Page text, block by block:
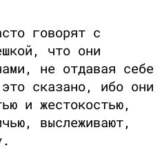
говорят с
что они
не отдавая себе
сказано, ибо они
и жестокостью,
выслеживают,